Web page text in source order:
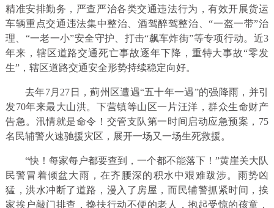
精准安排勤务，严查严治各类交通违法行为，有效开展货运
车辆重点交通违法集中整治、酒驾醉驾整治、“一盔一带”治
理、“一老一小”安全守护、打击“飙车炸街”等专项行动。近3
年来，辖区道路交通死亡事故逐年下降，重特大事故“零发
生”，辖区道路交通安全形势持续稳定向好。
去年7月27日，蓟州区遭遇“五十年一遇”的强降雨，并引
发70年来最大山洪。下营镇等山区一片汪洋，群众生命财产
告急。汛情就是命令！交管支队第一时间启动应急预案，75
名民辅警火速驰援灾区，展开一场又一场生死救援。
“快！每家每户都要查到，一个都不能落下！”黄崖关大队
民警冒着倾盆大雨，在齐腰深的积水中艰难跋涉。雨势凶
猛，洪水冲断了道路，漫入了房屋，而民辅警抓紧时间，挨
家挨户敲门排查，搀扶行动不便的老人，抱起受惊的孩童，